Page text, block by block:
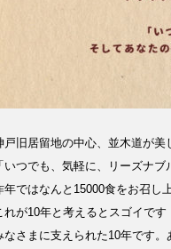
戸旧居留地の中心、並木道が美
「いつでも、気軽に、リーズナ
年ではなんと15000食をお召し
れが10年と考えるとスゴイです
なさまに支えられた10年です。